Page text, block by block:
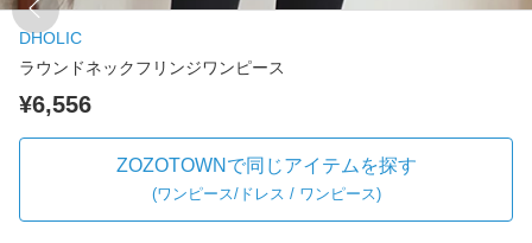
DHOLIC
ラウンドネックフリンジワンピース
¥6,556
ZOZOTOWNで同じアイテムを探す
(ワンピース/ドレス / ワンピース)